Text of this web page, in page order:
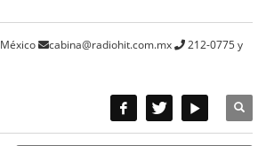
cabina@radiohit.com.mx
212-0775 y